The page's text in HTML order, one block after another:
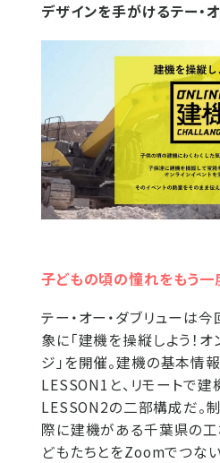
デザインを手がけるテー・オ
子どもの頃の憧れをもう一
テー・オー・ダブリューは
象に「建機を操縦しよう！
ジ」を開催。建機の基本情
LESSON1と、リモートで
LESSON2の二部構成だ。
際に建機がある千葉県の工
どもたちとをZoomでつな